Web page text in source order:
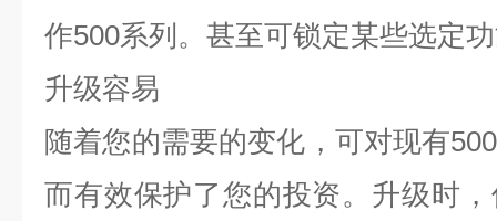
作500系列。甚至可锁定某些选定
升级容易
随着您的需要的变化，可对现有
而有效保护了您的投资。升级时